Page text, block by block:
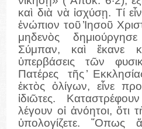
καὶ διὰ νὰ ἰσχύσῃ. Τί
ἐνώπιον τοῦ ̓Ιησοῦ
μηδενὸς
Σύμπαν, καὶ ἔκανε
ὑπερβάσεις τῶν
Πατέρες τῆς
ἐκτὸς ὀλίγων, εἶνε
ἰδιῶτες.
λέγουν οἱ ἀνόητοι,
ὑπολογίζετε. ῞Οπως